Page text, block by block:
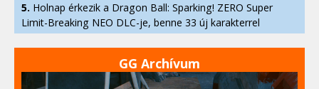
5. Holnap érkezik a Dragon Ball: Sparking! ZERO Super
Limit-Breaking NEO DLC-je, benne 33 új karakterrel
GG Archívum